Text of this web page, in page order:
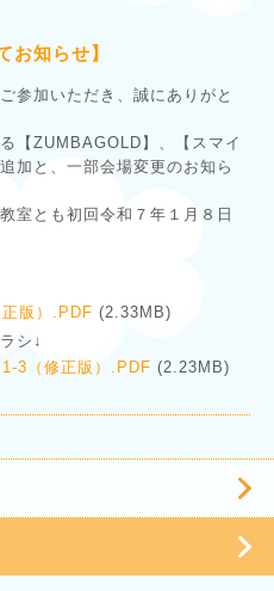
お知らせ】
参加いただき、誠にありがと
【ZUMBAGOLD】、【スマイ
加と、一部会場変更のお知ら
室とも初回令和７年１月８日
版）.PDF (2.33MB)
シ↓
3（修正版）.PDF (2.23MB)